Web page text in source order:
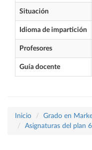
Situación
Idioma de impartición
Profesores
Guía docente
Inicio
Grado en
Asignaturas del plan